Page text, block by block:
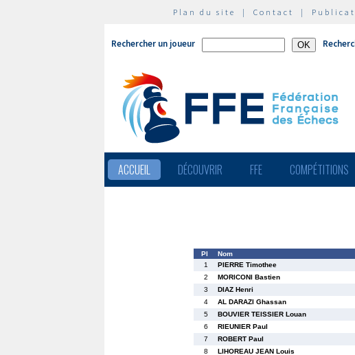
Plan du site | Contact |
Rechercher un joueur
ACCUEIL DÉCOUVRIR FFE COMPÉTITIONS
Pl Nom
1
PIERRE Timothee
2
MORICONI Bastien
3
DIAZ Henri
4
AL DARAZI Ghassan
5
BOUVIER TEISSIER Louan
6
RIEUNIER Paul
7
ROBERT Paul
8
LIHOREAU JEAN Louis